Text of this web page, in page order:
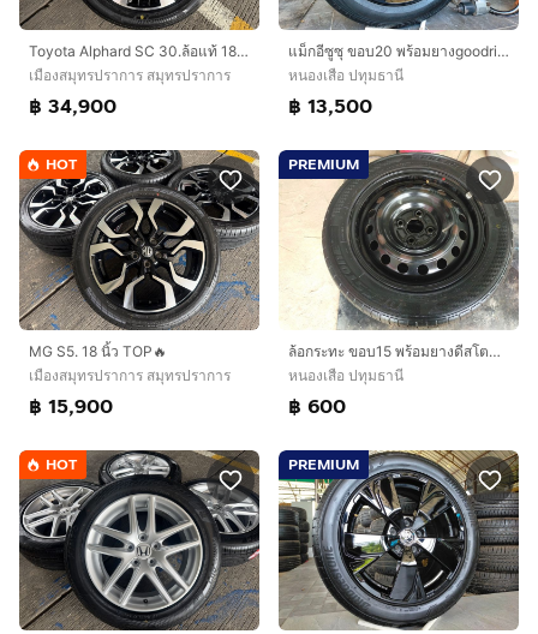
Toyota Alphard SC 30.ล้อแท้ 18 นิ้ว Top🔥
เมืองสมุทรปราการ สมุทรปราการ
฿ 34,900
แม็กอีซูซุ ขอบ20 พร้อมยางgoodride 265 50 20 ปี24 ยางสวยทุกเส้นตามรูป ใส่isuzu ตัวสูงทุกรุ่น mu-x mu 7
หนองเสือ ปทุมธานี
฿ 13,500
HOT
MG S5. 18 นิ้ว TOP🔥
เมืองสมุทรปราการ สมุทรปราการ
฿ 15,900
PREMIUM
ล้อกระทะ ขอบ15 พร้อมยางดีสโตน 185 60 15 ปี21 วงละ 600 ทำเป็นล้ออะไหล่หรือล้อกระแทะ
หนองเสือ ปทุมธานี
฿ 600
HOT PREMIUM